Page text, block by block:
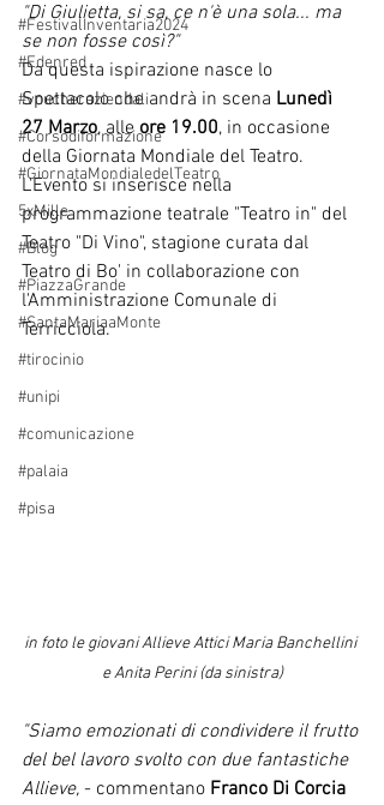
#FestivalInventaria2024
#Edenred
#voucheraziendali
#Corsodiformazione
#GiornataMondialedelTeatro
5xMille
#Blog
#PiazzaGrande
#SantaMariaaMonte
#tirocinio
#unipi
#comunicazione
#palaia
#pisa
"Di Giulietta, si sa, ce n'è una sola... ma
se non fosse così?"
Da questa ispirazione nasce lo
Spettacolo che andrà in scena Lunedì
27 Marzo, alle ore 19.00, in occasione
della Giornata Mondiale del Teatro.
L'Evento si inserisce nella
programmazione teatrale "Teatro in" del
Teatro "Di Vino", stagione curata dal
Teatro di Bo' in collaborazione con
l'Amministrazione Comunale di
Terricciola.
in foto le giovani Allieve Attici Maria Banchellini
e Anita Perini (da sinistra)
"Siamo emozionati di condividere il frutto
del bel lavoro svolto con due fantastiche
Allieve, - commentano Franco Di Corcia